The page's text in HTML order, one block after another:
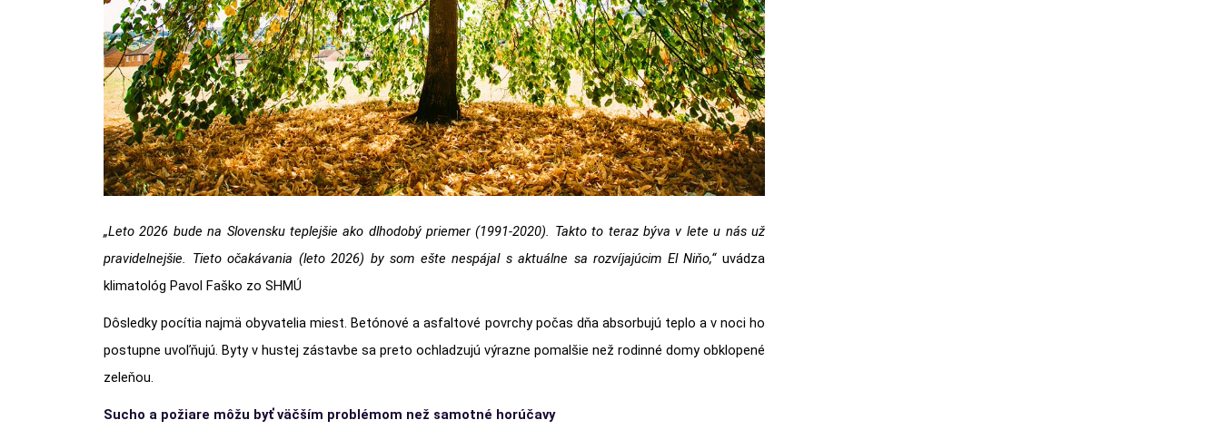
„Leto 2026 bude na Slovensku teplejšie ako dlhodobý priemer (1991-2020). Takto to teraz býva v lete u nás už
pravidelnejšie. Tieto očakávania (leto 2026) by som ešte nespájal s aktuálne sa rozvíjajúcim El Niňo,“uvádza
klimatológ Pavol Faško zo SHMÚ
Dôsledky pocítia najmä obyvatelia miest. Betónové a asfaltové povrchy počas dňa absorbujú teplo a v noci ho
postupne uvoľňujú. Byty v hustej zástavbe sa preto ochladzujú výrazne pomalšie než rodinné domy obklopené
zeleňou.
Sucho a požiare môžu byť väčším problémom než samotné horúčavy